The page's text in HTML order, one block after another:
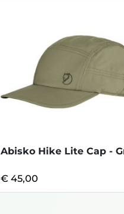
€ 45,00